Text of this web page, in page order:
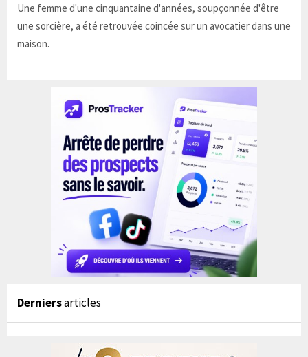
Une femme d'une cinquantaine d'années, soupçonnée d'être
une sorcière, a été retrouvée coincée sur un avocatier dans une
maison.
Derniersarticles